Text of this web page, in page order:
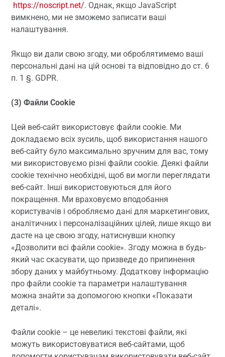
https://noscript.net/. Однак, якщо JavaScript
вимкнено, ми не зможемо записати ваші
налаштування.
Якщо ви дали свою згоду, ми оброблятимемо ваші
персональні дані на цій основі та відповідно до ст. 6
п. 1 §. GDPR.
(3) Файли Cookie
Цей веб-сайт використовує файли cookie. Ми
докладаємо всіх зусиль, щоб використання нашого
веб-сайту було максимально зручним для вас, тому
ми використовуємо різні файли cookie. Деякі файли
cookie технічно необхідні, щоб ви могли переглядати
веб-сайт. Інші використовуються для його
покращення. Ми враховуємо вподобання
користувачів і обробляємо дані для маркетингових,
аналітичних і персоналізаційних цілей, лише якщо ви
дасте на це свою згоду, натиснувши кнопку
«Дозволити всі файли cookie». Згоду можна в будь-
який час скасувати, що призведе до припинення
збору даних у майбутньому. Додаткову інформацію
про файли cookie та параметри налаштування
можна знайти за допомогою кнопки «Показати
деталі».
Файли cookie – це невеликі текстові файли, які
можуть використовуватися веб-сайтами, щоб